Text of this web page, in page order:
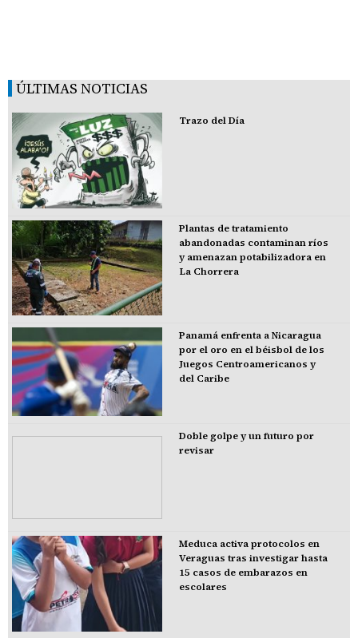
ÚLTIMAS NOTICIAS
Trazo del Día
Plantas de tratamiento
abandonadas contaminan ríos
y amenazan potabilizadora en
La Chorrera
Panamá enfrenta a Nicaragua
por el oro en el béisbol de los
Juegos Centroamericanos y
del Caribe
Doble golpe y un futuro por
revisar
Meduca activa protocolos en
Veraguas tras investigar hasta
15 casos de embarazos en
escolares